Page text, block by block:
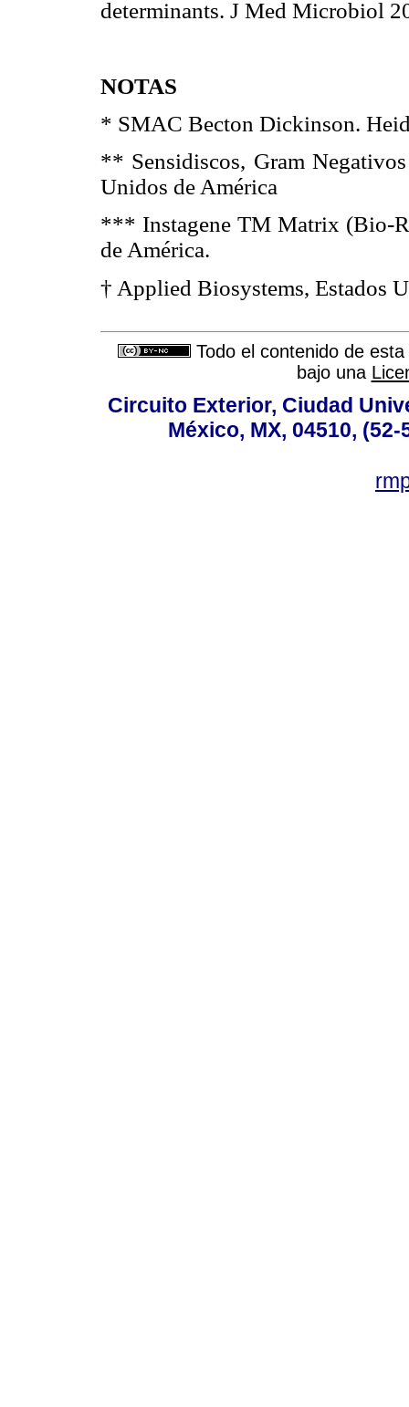
determinants. J Med
NOTAS
* SMAC Becton Dickinson.
** Sensidiscos, Gram
Unidos de América
*** Instagene TM Matrix (Bio-
de América.
† Applied Biosystems, Estados
Todo el contenido de
bajo una
Circuito Exterior, Ciudad
México, MX, 04510,